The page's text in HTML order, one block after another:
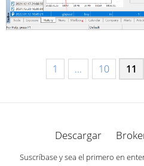
1 ... 10 11
Descargar
Suscríbase y sea el primero en